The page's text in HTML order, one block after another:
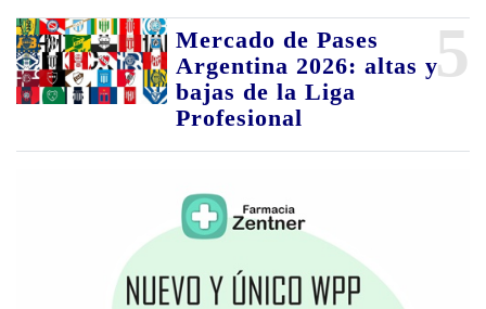
5
Mercado de Pases
Argentina 2026: altas y
bajas de la Liga
Profesional